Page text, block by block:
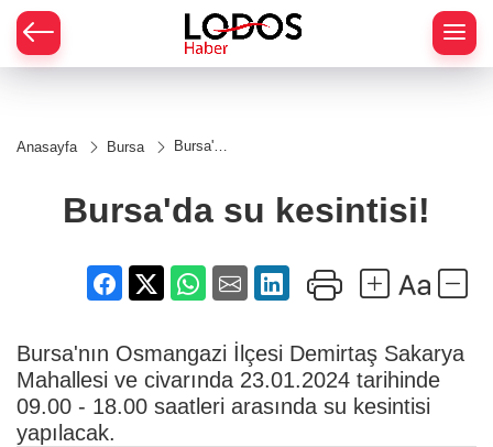
Anasayfa Bursa
Bursa'da
Bursa'da su kesintisi!
Bursa'nın Osmangazi İlçesi Demirtaş Sakarya
Mahallesi ve civarında 23.01.2024 tarihinde
09.00 - 18.00 saatleri arasında su kesintisi
yapılacak.